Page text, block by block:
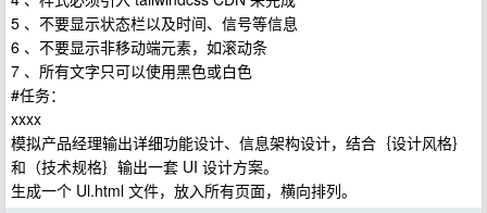
5 、不要显示状态栏以及时间、信号等信息
6 、不要显示非移动端元素，如滚动条
7 、所有文字只可以使用黑色或白色
#任务：
xxxx
模拟产品经理输出详细功能设计、信息架构设计，结合｛设计风格｝
和（技术规格｝输出一套 UI 设计方案。
生成一个 Ul.html 文件，放入所有页面，横向排列。